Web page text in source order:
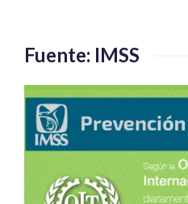
Fuente: IMSS